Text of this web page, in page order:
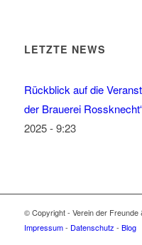
LETZTE NEWS
Rückblick auf die
der Brauerei
2025 - 9:23
© Copyright - Verein der Freunde
Impressum- Datenschutz - Blog